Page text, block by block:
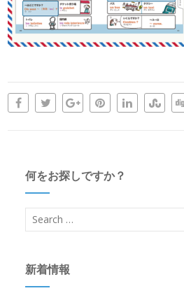
何をお探しですか？
新着情報